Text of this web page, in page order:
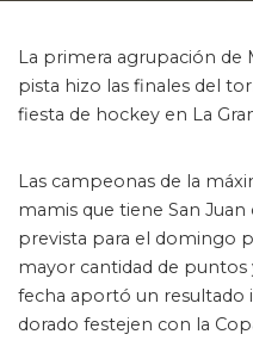
La primera agrupación de
pista hizo las finales del
fiesta de hockey en La
Las campeonas de la
mamis que tiene San
prevista para el domingo
mayor cantidad de
fecha aportó un resultado
dorado festejen con la